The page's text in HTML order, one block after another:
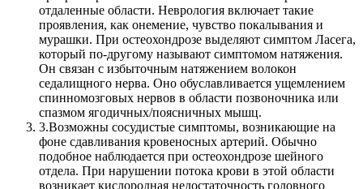
отдаленные области. Неврология включает такие
проявления, как онемение, чувство покалывания и
мурашки. При остеохондрозе выделяют симптом Ласега,
который по-другому называют симптомом натяжения.
Он связан с избыточным натяжением волокон
седалищного нерва. Оно обуславливается ущемлением
спинномозговых нервов в области позвоночника или
спазмом ягодичных/поясничных мышц.
3.Возможны сосудистые симптомы, возникающие на
фоне сдавливания кровеносных артерий. Обычно
подобное наблюдается при остеохондрозе шейного
отдела. При нарушении потока крови в этой области
возникает кислородная недостаточность головного